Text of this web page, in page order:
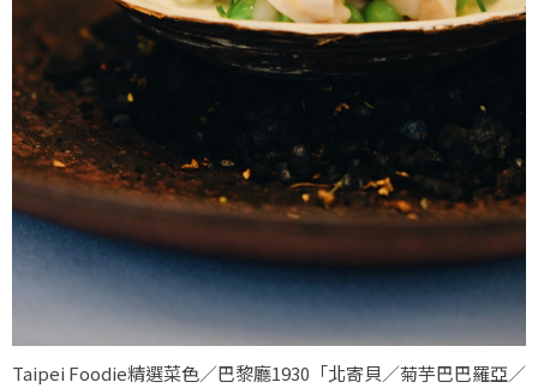
Taipei Foodie精選菜色／巴黎廳1930「北寄貝∕菊芋巴巴羅亞∕